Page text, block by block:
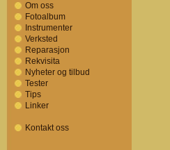
Om oss
Fotoalbum
Instrumenter
Verksted
Reparasjon
Rekvisita
Nyheter og tilbud
Tester
Tips
Linker
Kontakt oss